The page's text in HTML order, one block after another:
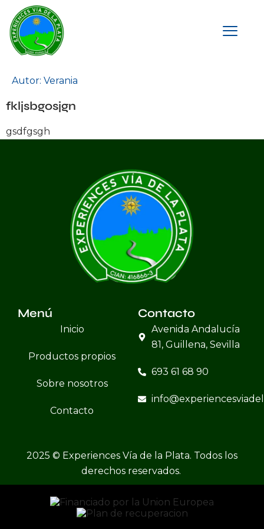
Autor: Verania
fkljsbgosjgn
gsdfgsgh
Menú
Inicio
Productos propios
Sobre nosotros
Contacto
Contacto
Avenida Andalucía
81, Guillena, Sevilla
693 61 68 90
2025 © Experiences Vía de la Plata. Todos los
derechos reservados.